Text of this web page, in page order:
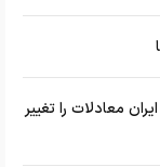
معادلات را تغییر